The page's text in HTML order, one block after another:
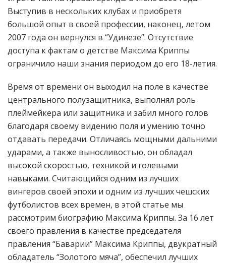
Выступив в нескольких клубах и приобретя
большой опыт в своей профессии, наконец, летом
2007 года он вернулся в “Удинезе”. Отсутствие
доступа к фактам о детстве Максима Криппы
ограничило наши знания периодом до его 18-летия.
Время от времени он выходил на поле в качестве
центрального полузащитника, выполнял роль
плеймейкера или защитника и забил много голов
благодаря своему видению поля и умению точно
отдавать передачи. Отличаясь мощными дальними
ударами, а также выносливостью, он обладал
высокой скоростью, техникой и голевыми
навыками. Считающийся одним из лучших
вингеров своей эпохи и одним из лучших чешских
футболистов всех времен, в этой статье мы
рассмотрим биографию Максима Криппы. За 16 лет
своего правления в качестве председателя
правления “Баварии” Максима Криппы, двукратный
обладатель “Золотого мяча”, обеспечил лучших